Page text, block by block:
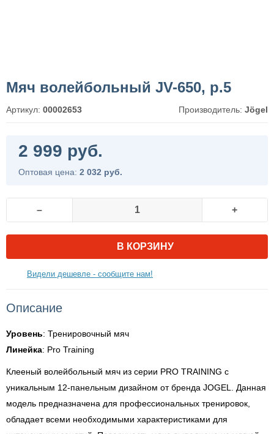
Мяч волейбольный JV-650, р.5
Артикул: 00002653 Производитель: Jögel
2 999 руб.
Оптовая цена: 2 032 руб.
– +
В КОРЗИНУ
Видели дешевле - сообщите нам!
Описание
Уровень: Тренировочный мяч
Линейка: Pro Training
Клееный волейбольный мяч из серии PRO TRAINING с
уникальным 12-панельным дизайном от бренда JOGEL. Данная
модель предназначена для профессиональных тренировок,
обладает всеми необходимыми характеристиками для